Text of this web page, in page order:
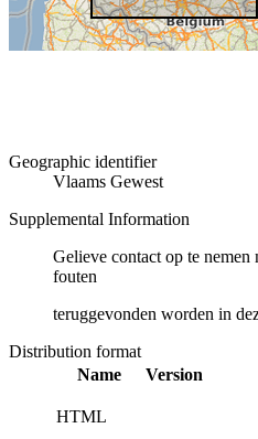
Geographic identifier
Vlaams Gewest
Supplemental Information
Gelieve contact op te nemen
fouten
teruggevonden worden in
Distribution format
Name
Version
HTML